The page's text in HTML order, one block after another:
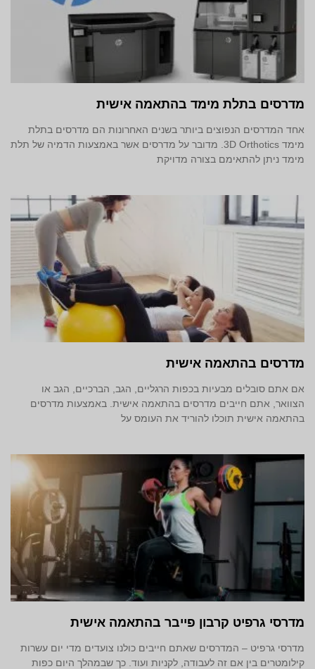
מדרסים בתלת מימד‎ בהתאמה אישית
אחד המדרסים הנפוצים ביותר בשנים האחרונות הם מדרסים בתלת
מימד 3D Orthotics. מדובר על מדרסים אשר באמצעות הדמיה של תלת
מימד ניתן להתאימם בצורה מדויקת
מדרסים בהתאמה אישית
אם אתם סובלים מבעיות בכפות הרגליים, הגב, הברכיים, הגב או
הצוואר, אתם חייבים מדרסים בהתאמה אישית. באמצעות מדרסים
בהתאמה אישית תוכלו להוריד את העומס על
מדרסי גרפיט קרבון פייבר בהתאמה אישית
מדרסי גרפיט – המדרסים שאתם חייבים כולנו צועדים מדי יום עשרות
קילומטרים בין אם זה לעבודה, לקניות ועוד. כך שבמהלך היום כפות